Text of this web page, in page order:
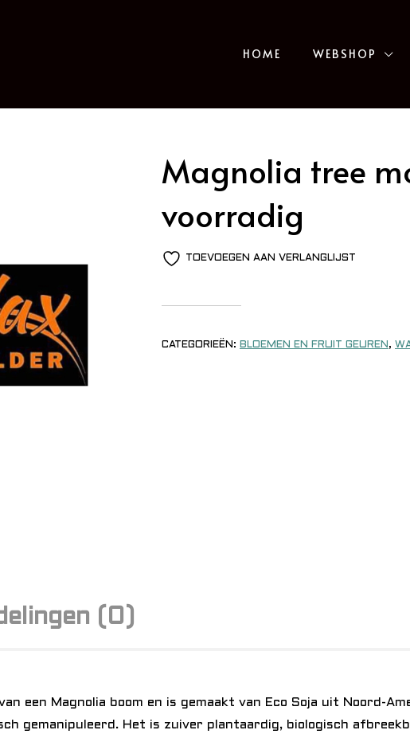
HOME WEBSHOP
Magnolia tree
voorradig
TOEVOEGEN AAN VERLANGLIJST
CATEGORIEËN: BLOEMEN EN FRUIT GEUREN ,
(0)
een Magnolia boom en is gemaakt van Eco Soja uit Noord-
gemanipuleerd. Het is zuiver plantaardig, biologisch